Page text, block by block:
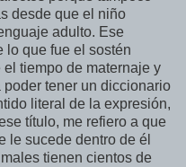
desde que el niño
adulto. Ese
lo que fue el sostén
tiempo de maternaje y
tener un diccionario
literal de la expresión,
título, me refiero a que
le sucede dentro de él
tienen cientos de